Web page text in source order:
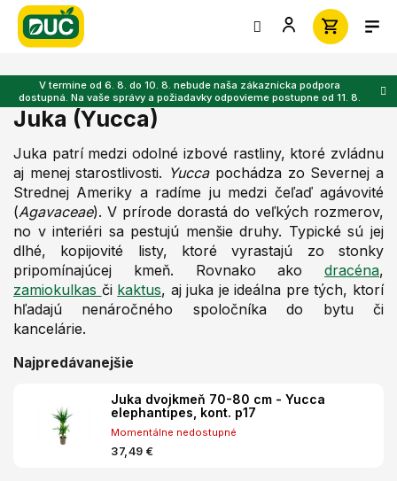
Prejsť
obsah
V termíne od 6. 8. do 10. 8. nebude naša zákaznícka podpora
dostupná. Na vaše správy a požiadavky odpovieme postupne od 11. 8.
Juka (Yucca)
Juka patrí medzi odolné izbové rastliny, ktoré zvládnu
aj menej starostlivosti. Yuccapochádza zo Severnej a
Strednej Ameriky a radíme ju medzi čeľaď agávovité
(Agavaceae). V prírode dorastá do veľkých rozmerov,
no v interiéri sa pestujú menšie druhy. Typické sú jej
dlhé, kopijovité listy, ktoré vyrastajú zo stonky
pripomínajúcej kmeň. Rovnako ako dracéna,
zamiokulkas či kaktus, aj juka je ideálna pre tých, ktorí
hľadajú nenáročného spoločníka do bytu či
kancelárie.
Najpredávanejšie
Juka dvojkmeň 70-80 cm - Yucca
elephantipes, kont. p17
Momentálne nedostupné
37,49 €